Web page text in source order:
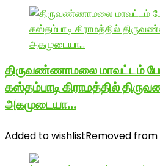
திருவண்ணாமலை மாவட்டம்
கஸ்தம்பாடி கிராமத்தில்
அகமுடையா…
Added to wishlistRemoved from